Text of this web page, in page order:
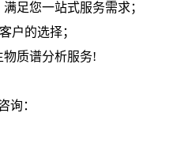
足您一站式服务需求；
户的选择；
质谱分析服务!
询：